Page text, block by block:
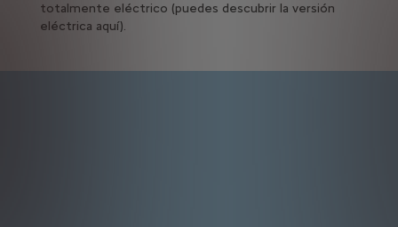
totalmente eléctrico (puedes descubrir la versión
eléctrica aquí).